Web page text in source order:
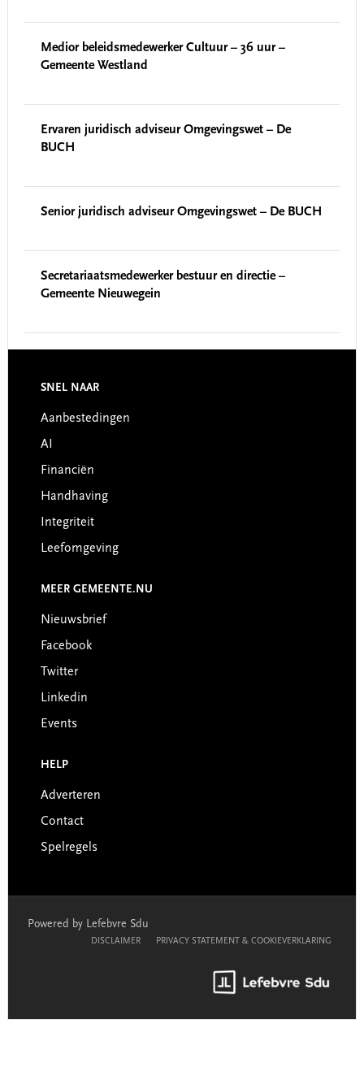
Medior beleidsmedewerker Cultuur – 36 uur –
Gemeente Westland
Ervaren juridisch adviseur Omgevingswet – De
BUCH
Senior juridisch adviseur Omgevingswet – De BUCH
Secretariaatsmedewerker bestuur en directie –
Gemeente Nieuwegein
Footer
SNEL NAAR
Aanbestedingen
AI
Financiën
Handhaving
Integriteit
Leefomgeving
MEER GEMEENTE.NU
Nieuwsbrief
Facebook
Twitter
Linkedin
Events
HELP
Adverteren
Contact
Spelregels
Powered by Lefebvre Sdu
DISCLAIMER PRIVACY STATEMENT & COOKIEVERKLARING